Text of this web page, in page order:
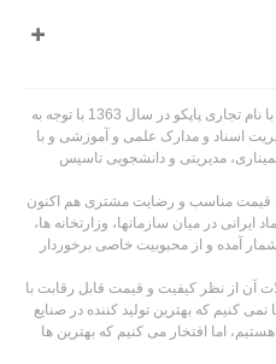
شرکت تولیدی و صنعتی پارسا پلاستیک با نام تجاری پاپکو در سال 1363 با توجه به
اسناد و مدارک علمی و آموزشی و با
مدیریتی و دانشجویی تاسیس
قیمت مناسب و رضایت مشتری هم اکنون
ایرانی در میان سازمانها، وزارتخانه ها،
آمده و از محبوبیت خاصی برخوردار
آن از نظر کیفیت و قیمت قابل رقابت با
کنیم که بهترین تولید کننده در صنایع
اما افتخار می کنیم که بهترین ها